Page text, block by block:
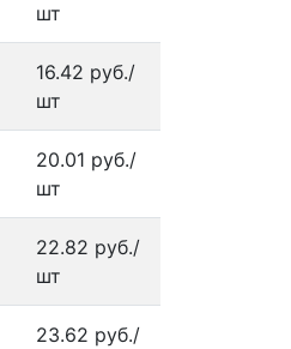
шт
16.42 руб./
шт
20.01 руб./
шт
22.82 руб./
шт
23.62 руб./